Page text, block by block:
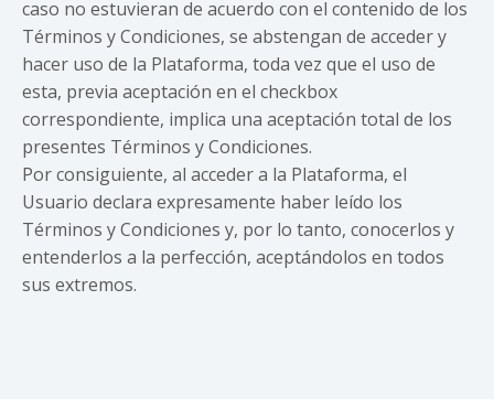
caso no estuvieran de acuerdo con el contenido de los
Términos y Condiciones, se abstengan de acceder y
hacer uso de la Plataforma, toda vez que el uso de
esta, previa aceptación en el checkbox
correspondiente, implica una aceptación total de los
presentes Términos y Condiciones.
Por consiguiente, al acceder a la Plataforma, el
Usuario declara expresamente haber leído los
Términos y Condiciones y, por lo tanto, conocerlos y
entenderlos a la perfección, aceptándolos en todos
sus extremos.